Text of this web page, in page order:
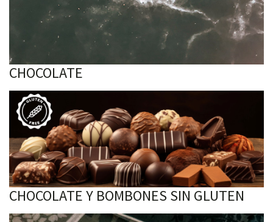
CHOCOLATE
CHOCOLATE Y BOMBONES SIN GLUTEN